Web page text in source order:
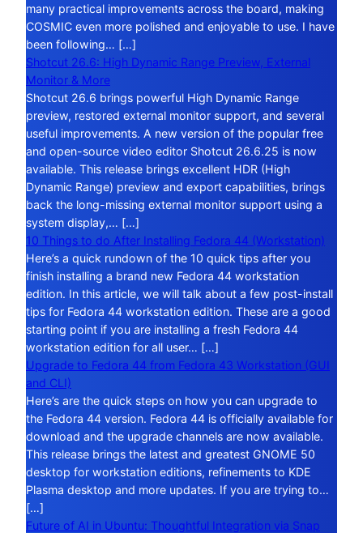
many practical improvements across the board, making
COSMIC even more polished and enjoyable to use. I have
been following… […]
Shotcut 26.6: High Dynamic Range Preview, External
Monitor & More
Shotcut 26.6 brings powerful High Dynamic Range
preview, restored external monitor support, and several
useful improvements. A new version of the popular free
and open-source video editor Shotcut 26.6.25 is now
available. This release brings excellent HDR (High
Dynamic Range) preview and export capabilities, brings
back the long-missing external monitor support using a
system display,… […]
10 Things to do After Installing Fedora 44 (Workstation)
Here’s a quick rundown of the 10 quick tips after you
finish installing a brand new Fedora 44 workstation
edition. In this article, we will talk about a few post-install
tips for Fedora 44 workstation edition. These are a good
starting point if you are installing a fresh Fedora 44
workstation edition for all user… […]
Upgrade to Fedora 44 from Fedora 43 Workstation (GUI
and CLI)
Here’s are the quick steps on how you can upgrade to
the Fedora 44 version. Fedora 44 is officially available for
download and the upgrade channels are now available.
This release brings the latest and greatest GNOME 50
desktop for workstation editions, refinements to KDE
Plasma desktop and more updates. If you are trying to…
[…]
Future of AI in Ubuntu: Thoughtful Integration via Snap